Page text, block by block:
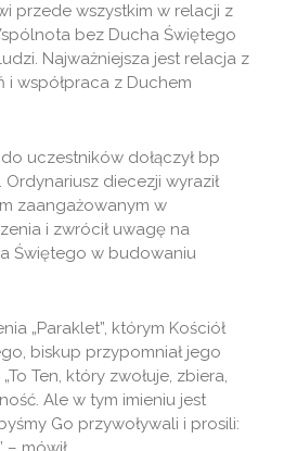
przede wszystkim w relacji z
bez Ducha Świętego
Najważniejsza jest relacja z
i współpraca z Duchem
uczestników dołączył bp
diecezji wyraził
zaangażowanym w
i zwrócił uwagę na
Świętego w budowaniu
„Paraklet”, którym Kościół
biskup przypomniał jego
Ten, który zwołuje, zbiera,
Ale w tym imieniu jest
Go przywoływali i prosili: